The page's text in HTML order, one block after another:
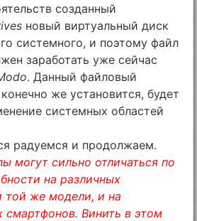
созданный
новый виртуальный диск
системного, и поэтому файл
заработать уже сейчас
. Данный файловый
же установится, будет
системных областей
радуемся и продолжаем.
могут сильно отличаться по
на различных
той же модели, и на
смартфонов. Винить в этом